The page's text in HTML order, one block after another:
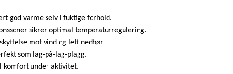
god varme selv i fuktige forhold.
sikrer optimal temperaturregulering.
mot vind og lett nedbør.
som lag-på-lag-plagg.
komfort under aktivitet.